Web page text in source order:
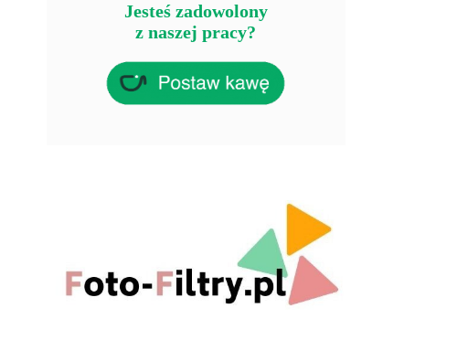
Jesteś zadowolony
z naszej pracy?